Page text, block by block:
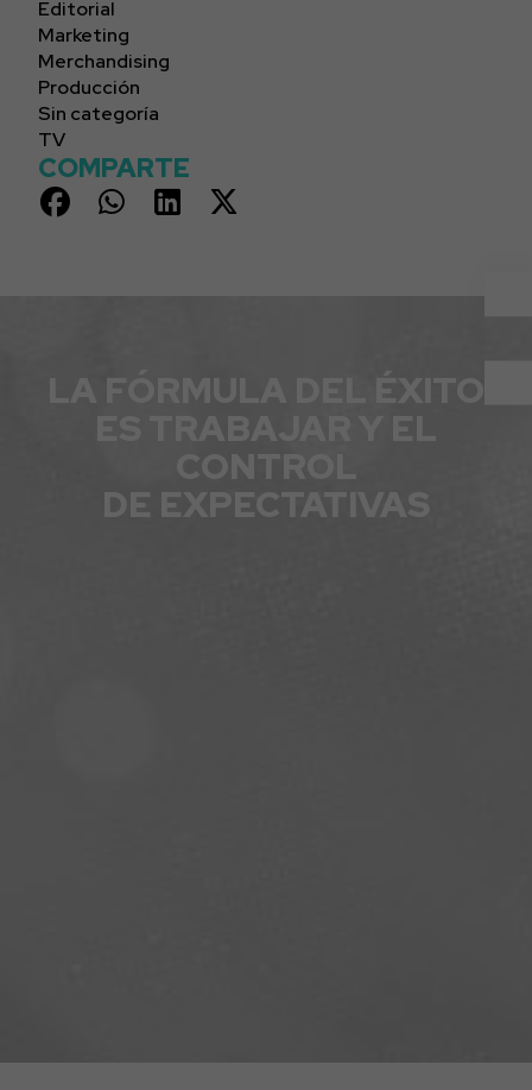
Editorial
Marketing
Merchandising
Producción
Sin categoría
TV
COMPARTE
LA FÓRMULA DEL ÉXITO
CONTROL
DE EXPECTATIVAS